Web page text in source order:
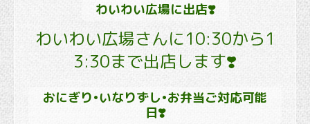
わいわい広場に出店❣️
わいわい広場さんに10:30から1
3:30まで出店します❣️
おにぎり•いなりずし•お弁当ご対応可能
日❣️